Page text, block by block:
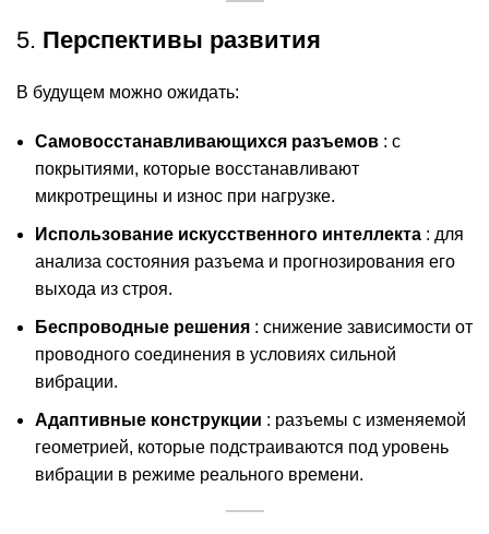
5. Перспективы развития
В будущем можно ожидать:
Самовосстанавливающихся разъемов : с
покрытиями, которые восстанавливают
микротрещины и износ при нагрузке.
Использование искусственного интеллекта : для
анализа состояния разъема и прогнозирования его
выхода из строя.
Беспроводные решения : снижение зависимости от
проводного соединения в условиях сильной
вибрации.
Адаптивные конструкции : разъемы с изменяемой
геометрией, которые подстраиваются под уровень
вибрации в режиме реального времени.